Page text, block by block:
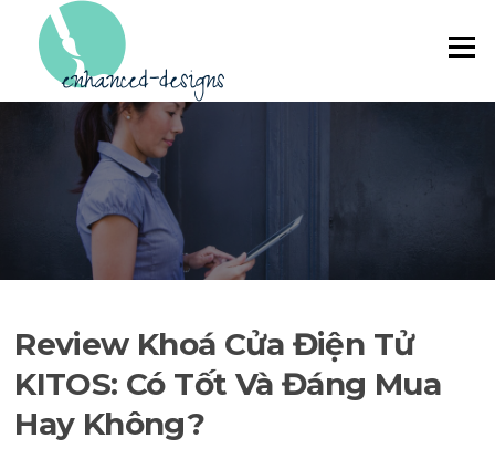
Skip to content
Menu
Review Khoá Cửa Điện Tử
KITOS: Có Tốt Và Đáng Mua
Hay Không?